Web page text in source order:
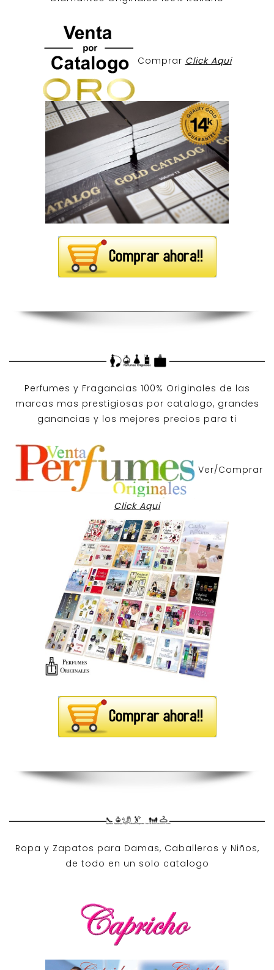
Comprar Click Aqui
Perfumes y Fragancias 100% Originales de las
marcas mas prestigiosas por catalogo, grandes
ganancias y los mejores precios para ti
Ver/Comprar
Click Aqui
Ropa y Zapatos para Damas, Caballeros y Niños,
de todo en un solo catalogo